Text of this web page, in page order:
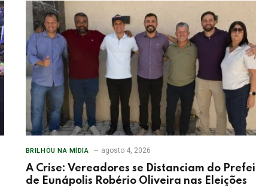
BRILHOU NA MÍDIA agosto 4, 2026
A Crise: Vereadores se Distanciam do
de Eunápolis Robério Oliveira nas Eleições